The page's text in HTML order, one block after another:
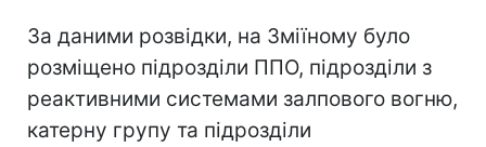
За даними розвідки, на Зміїному було
розміщено підрозділи ППО, підрозділи з
реактивними системами залпового вогню,
катерну групу та підрозділи